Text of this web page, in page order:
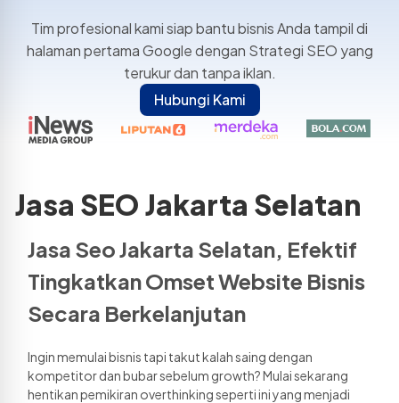
Tim profesional kami siap bantu bisnis Anda tampil di
halaman pertama Google dengan Strategi SEO yang
terukur dan tanpa iklan.
Hubungi Kami
Jasa SEO Jakarta Selatan
Jasa Seo Jakarta Selatan, Efektif
Tingkatkan Omset Website Bisnis
Secara Berkelanjutan
Ingin memulai bisnis tapi takut kalah saing dengan
kompetitor dan bubar sebelum growth? Mulai sekarang
hentikan pemikiran overthinking seperti ini yang menjadi